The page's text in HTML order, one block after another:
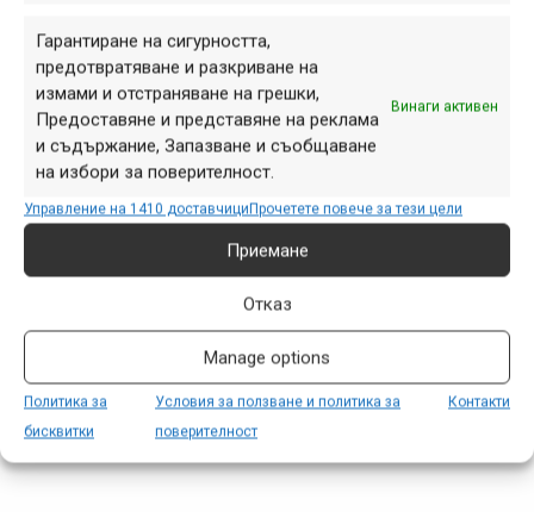
Гарантиране на сигурността,
предотвратяване и разкриване на
измами и отстраняване на грешки,
Предоставяне и представяне на реклама
и съдържание, Запазване и съобщаване
на избори за поверителност.
Винаги активен
Управление на 1410 доставчициПрочетете повече за тези цели
Приемане
Отказ
Manage options
Политика за
бисквитки
Условия за ползване и политика за
поверителност
Контакти
Снимка на деня | 07.08.2026
ПАРТНЬОРИ